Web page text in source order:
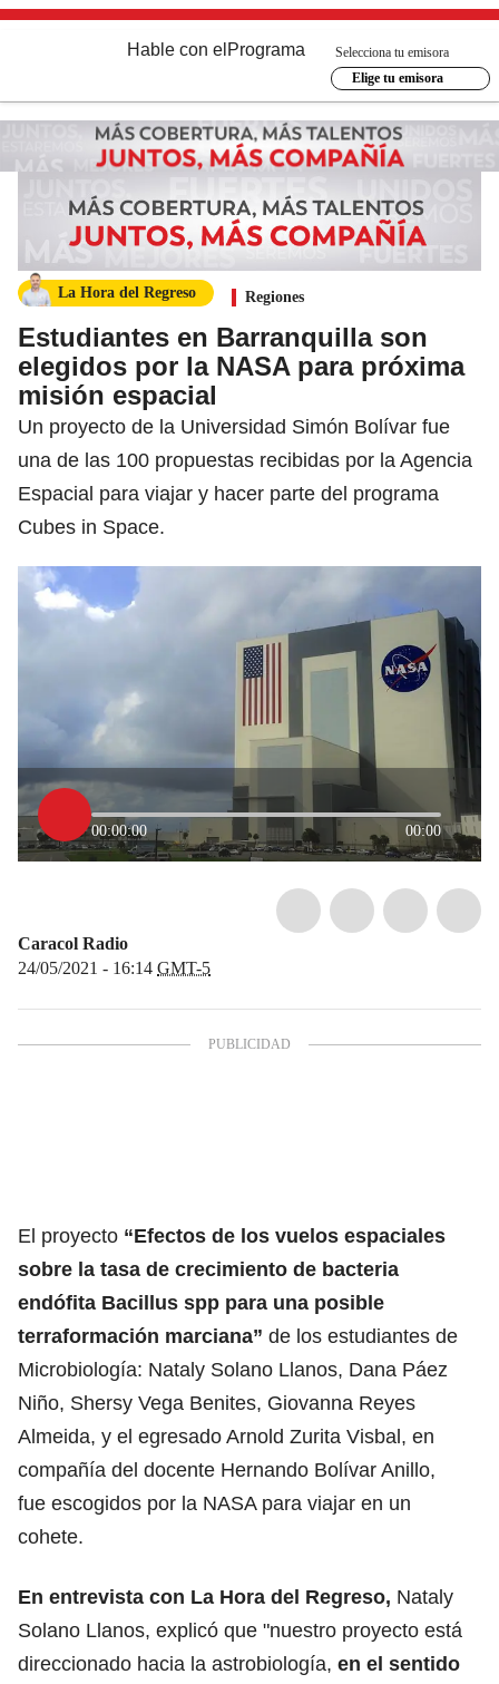
Hable con el Programa
Selecciona tu emisora
Elige tu emisora
La Hora del Regreso Regiones
Estudiantes en Barranquilla son
elegidos por la NASA para próxima
misión espacial
Un proyecto de la Universidad Simón Bolívar fue
una de las 100 propuestas recibidas por la Agencia
Espacial para viajar y hacer parte del programa
Cubes in Space.
00:00:00 00:00
Caracol Radio
24/05/2021 - 16:14 GMT-5
El proyecto “Efectos de los vuelos espaciales
sobre la tasa de crecimiento de bacteria
endófita Bacillus spp para una posible
terraformación marciana” de los estudiantes de
Microbiología: Nataly Solano Llanos, Dana Páez
Niño, Shersy Vega Benites, Giovanna Reyes
Almeida, y el egresado Arnold Zurita Visbal, en
compañía del docente Hernando Bolívar Anillo,
fue escogidos por la NASA para viajar en un
cohete.
En entrevista con La Hora del Regreso, Nataly
Solano Llanos, explicó que "nuestro proyecto está
direccionado hacia la astrobiología, en el sentido